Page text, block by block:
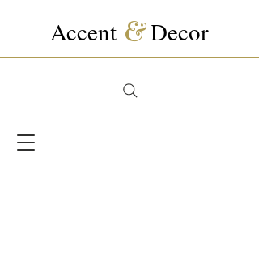
Accent &Decor